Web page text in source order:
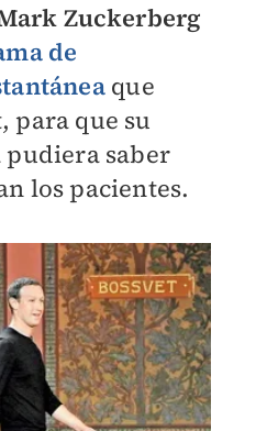
Zuckerberg
de
que
para que su
saber
los pacientes.